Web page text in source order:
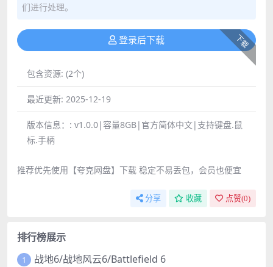
们进行处理。
下载
登录后下载
包含资源: (2个)
最近更新: 2025-12-19
版本信息：: v1.0.0|容量8GB|官方简体中文|支持键盘.鼠
标.手柄
推荐优先使用【夸克网盘】下载 稳定不易丢包，会员也便宜
分享 收藏 点赞(0)
排行榜展示
1 战地6/战地风云6/Battlefield 6